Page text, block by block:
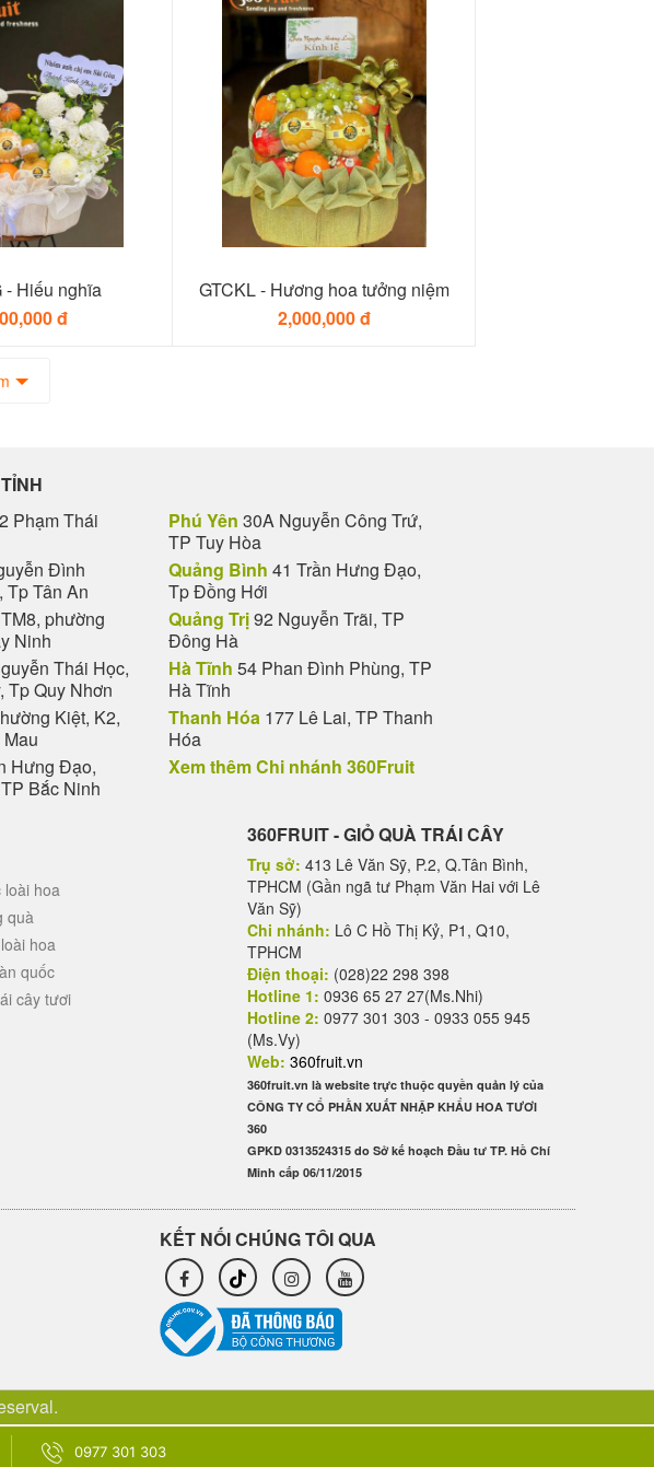
- Hiếu nghĩa
đ
GTCKL - Hương hoa tưởng niệm
2,000,000 đ
Phạm Thái
Đình
Tp Tân An
phường
Ninh
Thái Học,
Tp Quy Nhơn
Kiệt, K2,
Hưng Đạo,
Bắc Ninh
Phú Yên 30A Nguyễn Công Trứ,
TP Tuy Hòa
Quảng Bình 41 Trần Hưng Đạo,
Tp Đồng Hới
Quảng Trị92 Nguyễn Trãi, TP
Đông Hà
Hà Tĩnh 54 Phan Đình Phùng, TP
Hà Tĩnh
Thanh Hóa 177 Lê Lai, TP Thanh
Hóa
Xem thêm Chi nhánh 360Fruit
loài hoa
quà
hoa
quốc
cây tươi
360FRUIT - GIỎ QUÀ TRÁI CÂY
Trụ sở: 413 Lê Văn Sỹ, P.2, Q.Tân Bình,
TPHCM (Gần ngã tư Phạm Văn Hai với Lê
Văn Sỹ)
Chi nhánh: Lô C Hồ Thị Kỷ, P1, Q10,
TPHCM
Điện thoại: (028)22 298 398
Hotline 1: 0936 65 27 27(Ms.Nhi)
Hotline 2: 0977 301 303 - 0933 055 945
(Ms.Vy)
Web: 360fruit.vn
360fruit.vn là website trực thuộc quyền quản lý của
CÔNG TY CỔ PHẦN XUẤT NHẬP KHẨU HOA TƯƠI
360
GPKD 0313524315 do Sở kế hoạch Đầu tư TP. Hồ Chí
Minh cấp 06/11/2015
KẾT NỐI CHÚNG TÔI QUA
0977 301 303